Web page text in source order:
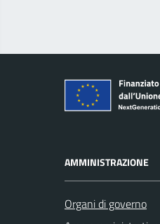
AMMINISTRAZIONE
Organi di governo